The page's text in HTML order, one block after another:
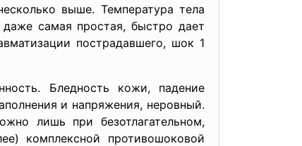
выше. Температура тела
даже самая простая, быстро дает
пострадавшего, шок 1
Бледность кожи, падение
и напряжения, неровный.
лишь при безотлагательном,
комплексной противошоковой